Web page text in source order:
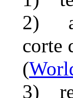
2)
corte
(
3)